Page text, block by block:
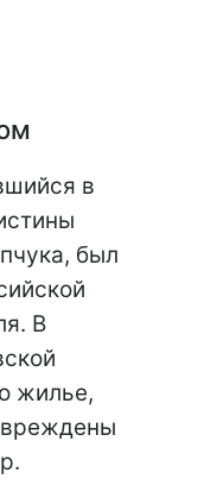
в
был
В
жилье,